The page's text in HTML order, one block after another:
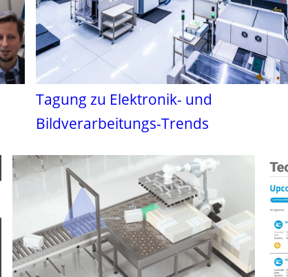
Tagung zu Elektronik- und
Bildverarbeitungs-Trends